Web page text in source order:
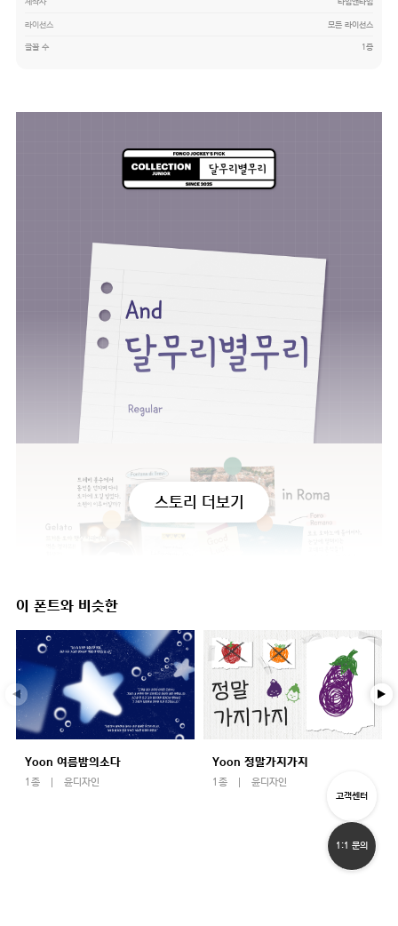
라이선스 모든 라이선스
글꼴 수 1종
스토리 더보기
이 폰트와 비슷한
Yoon 여름밤의소다
1종 윤디자인
Yoon 정말가지가지
1종 윤디자인
고객센터
1:1 문의